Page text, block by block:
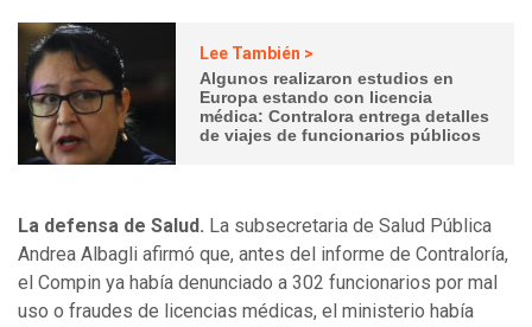
Lee También >
Algunos realizaron estudios en
Europa estando con licencia
médica: Contralora entrega detalles
de viajes de funcionarios públicos
La defensa de Salud. La subsecretaria de Salud Pública
Andrea Albagli afirmó que, antes del informe de Contraloría,
el Compin ya había denunciado a 302 funcionarios por mal
uso o fraudes de licencias médicas, el ministerio había